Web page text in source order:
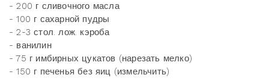
- 200 г сливочного масла
- 100 г сахарной пудры
- 2-3 стол. лож. кэроба
- ванилин
- 75 г имбирных цукатов (нарезать мелко)
- 150 г печенья без яиц (измельчить)